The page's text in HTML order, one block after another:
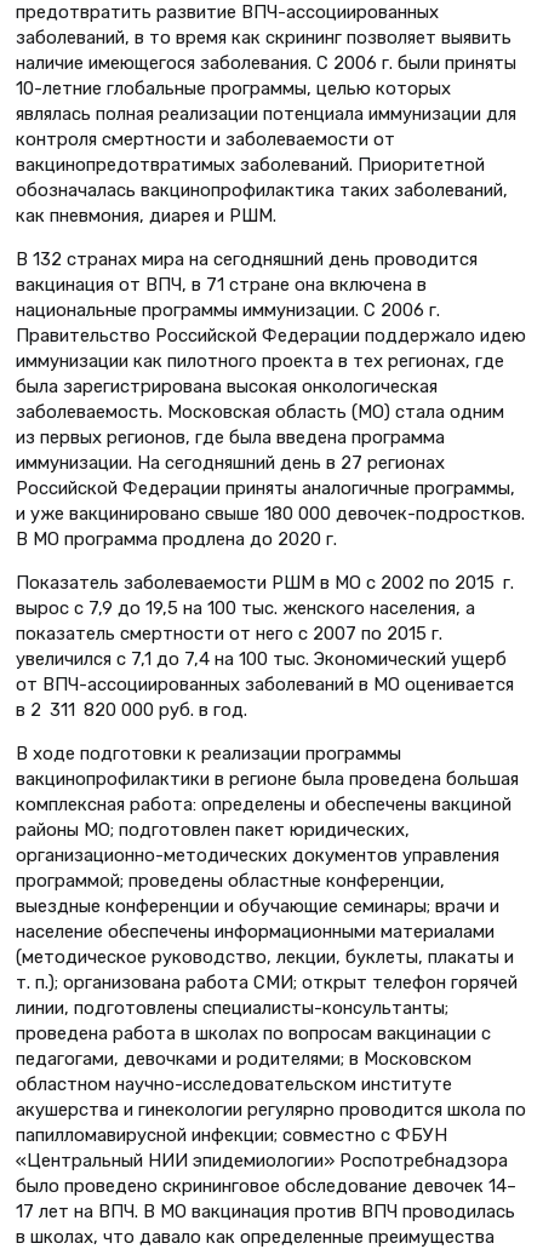
предотвратить развитие ВПЧ-ассоциированных
заболеваний, в то время как скрининг позволяет выявить
наличие имеющегося заболевания. С 2006 г. были приняты
10-летние глобальные программы, целью которых
являлась полная реализации потенциала иммунизации для
контроля смертности и заболеваемости от
вакцинопредотвратимых заболеваний. Приоритетной
обозначалась вакцинопрофилактика таких заболеваний,
как пневмония, диарея и РШМ.
В 132 странах мира на сегодняшний день проводится
вакцинация от ВПЧ, в 71 стране она включена в
национальные программы иммунизации. С 2006 г.
Правительство Российской Федерации поддержало идею
иммунизации как пилотного проекта в тех регионах, где
была зарегистрирована высокая онкологическая
заболеваемость. Московская область (МО) стала одним
из первых регионов, где была введена программа
иммунизации. На сегодняшний день в 27 регионах
Российской Федерации приняты аналогичные программы,
и уже вакцинировано свыше 180 000 девочек-подростков.
В МО программа продлена до 2020 г.
Показатель заболеваемости РШМ в МО с 2002 по 2015 г.
вырос с 7,9 до 19,5 на 100 тыс. женского населения, а
показатель смертности от него с 2007 по 2015 г.
увеличился с 7,1 до 7,4 на 100 тыс. Экономический ущерб
от ВПЧ-ассоциированных заболеваний в МО оценивается
в 2 311 820 000 руб. в год.
В ходе подготовки к реализации программы
вакцинопрофилактики в регионе была проведена большая
комплексная работа: определены и обеспечены вакциной
районы МО; подготовлен пакет юридических,
организационно-методических документов управления
программой; проведены областные конференции,
выездные конференции и обучающие семинары; врачи и
население обеспечены информационными материалами
(методическое руководство, лекции, буклеты, плакаты и
т. п.); организована работа СМИ; открыт телефон горячей
линии, подготовлены специалисты-консультанты;
проведена работа в школах по вопросам вакцинации с
педагогами, девочками и родителями; в Московском
областном научно-исследовательском институте
акушерства и гинекологии регулярно проводится школа по
папилломавирусной инфекции; совместно с ФБУН
«Центральный НИИ эпидемиологии» Роспотребнадзора
было проведено скрининговое обследование девочек 14–
17 лет на ВПЧ. В МО вакцинация против ВПЧ проводилась
в школах, что давало как определенные преимущества